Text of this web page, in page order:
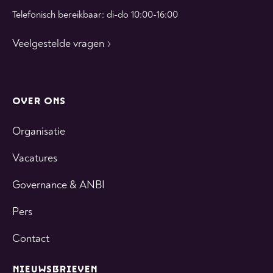
Telefonisch bereikbaar: di-do 10:00-16:00
Veelgestelde vragen
OVER ONS
Organisatie
Vacatures
Governance & ANBI
Pers
Contact
NIEUWSBRIEVEN